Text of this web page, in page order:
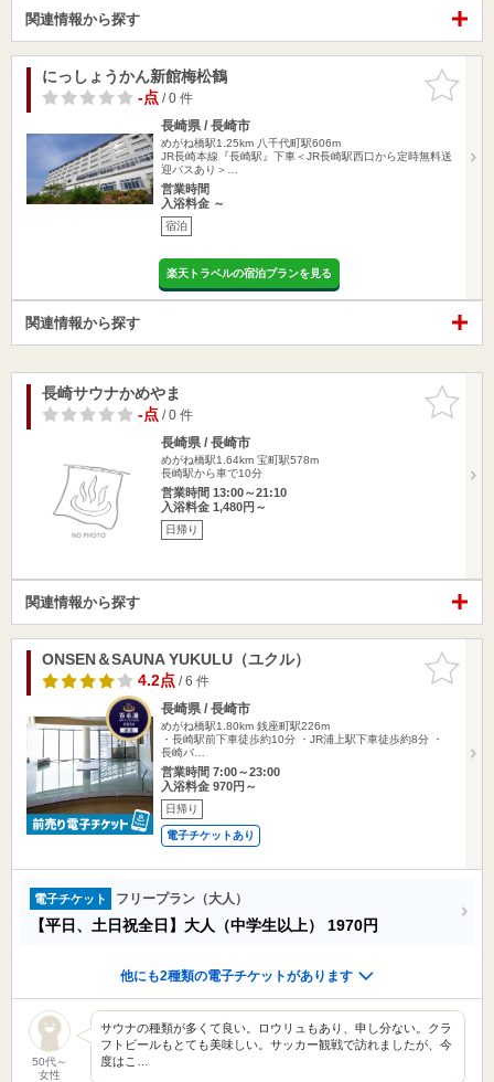
関連情報から探す
お気に入
りに追加
にっしょうかん新館梅松鶴
-点/ 0 件
長崎県 / 長崎市
めがね橋駅1.25km 八千代町駅606m
JR長崎本線『長崎駅』下車＜JR長崎駅西口から定時無料送
迎バスあり＞…
営業時間
入浴料金 ～
宿泊
楽天トラベルの宿泊プランを見る
関連情報から探す
お気に入
りに追加
長崎サウナかめやま
-点/ 0 件
長崎県 / 長崎市
めがね橋駅1.64km 宝町駅578m
長崎駅から車で10分
営業時間 13:00～21:10
入浴料金 1,480円～
日帰り
関連情報から探す
お気に入
りに追加
ONSEN＆SAUNA YUKULU（ユクル）
4.2点/ 6 件
長崎県 / 長崎市
めがね橋駅1.80km 銭座町駅226m
・長崎駅前下車徒歩約10分 ・JR浦上駅下車徒歩約8分 ・
長崎バ…
営業時間 7:00～23:00
入浴料金 970円～
日帰り
電子チケットあり
電子チケット フリープラン（大人）
【平日、土日祝全日】大人（中学生以上） 1970円
他にも2種類の電子チケットがあります
50代～
女性
サウナの種類が多くて良い。ロウリュもあり、申し分ない。クラ
フトビールもとても美味しい。サッカー観戦で訪れましたが、今
度はこ…